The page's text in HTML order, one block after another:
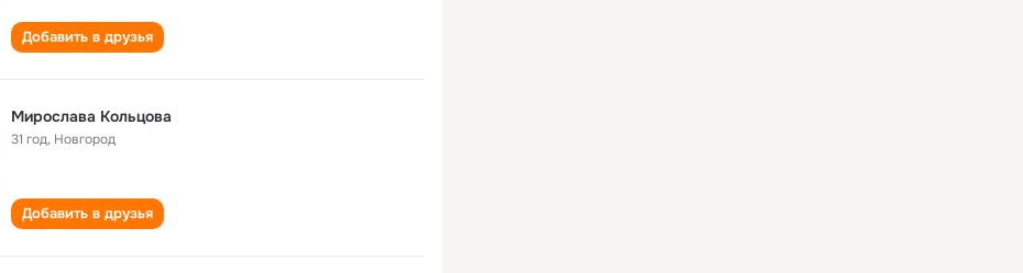
Добавить в друзья
Мирослава Кольцова
31 год, Новгород
Добавить в друзья